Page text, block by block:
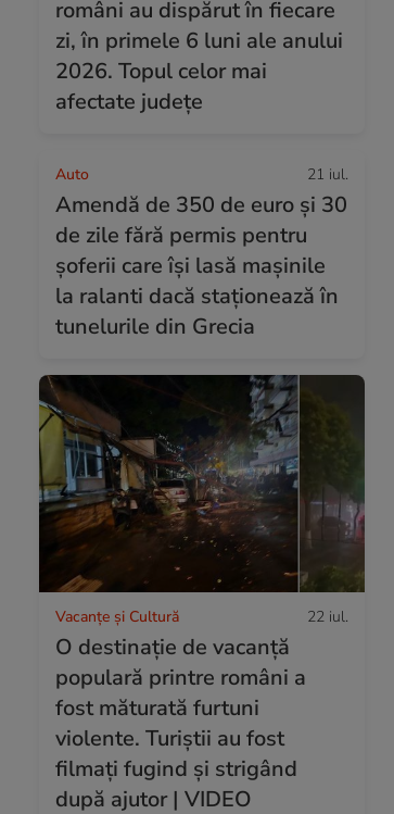
români au dispărut în fiecare
zi, în primele 6 luni ale anului
2026. Topul celor mai
afectate județe
Auto 21 iul.
Amendă de 350 de euro și 30
de zile fără permis pentru
șoferii care își lasă mașinile
la ralanti dacă staționează în
tunelurile din Grecia
Vacanțe și Cultură 22 iul.
O destinație de vacanță
populară printre români a
fost măturată furtuni
violente. Turiștii au fost
filmați fugind și strigând
după ajutor | VIDEO